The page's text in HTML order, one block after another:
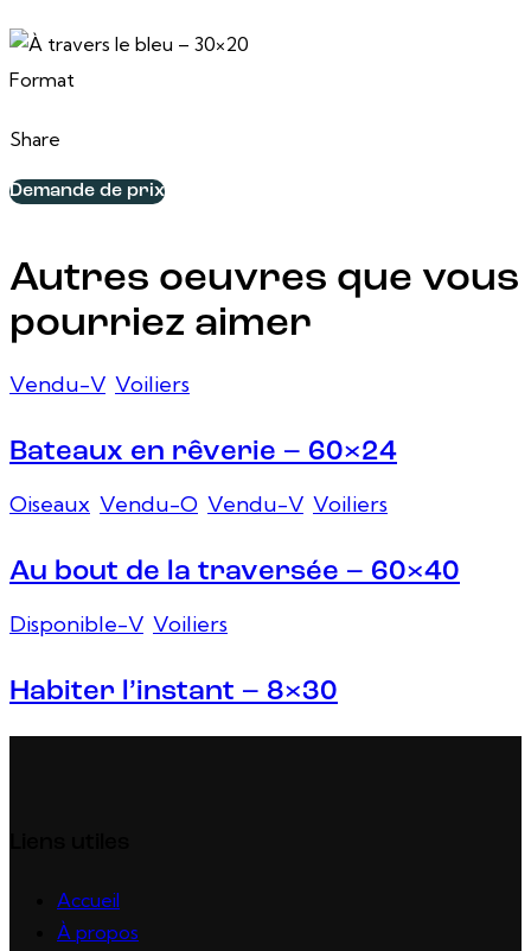
Format
Share
Demande de prix
Autres oeuvres que vous
pourriez aimer
Vendu-V Voiliers
Bateaux en rêverie – 60×24
Oiseaux Vendu-O Vendu-V Voiliers
Au bout de la traversée – 60×40
Disponible-V Voiliers
Habiter l’instant – 8×30
Accueil
À propos